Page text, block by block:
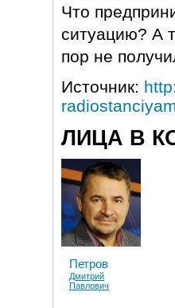
Что
ситуацию? А
пор не
Источник:
ЛИЦА В
Петров
Дмитрий
Павлович